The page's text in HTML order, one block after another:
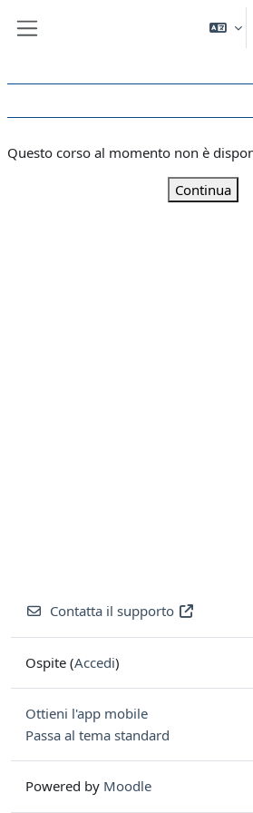
Questo corso al momento non è
Continua
Contatta il supporto
Ospite (Accedi)
Ottieni l'app mobile
Passa al tema standard
Powered by Moodle